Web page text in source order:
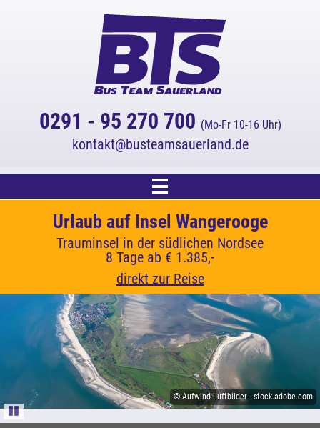
0291 - 95 270 700 (Mo-Fr 10-16 Uhr)
kontakt busteamsauerland.de
Start
Reiseangebot
Kreuzfahrten
Informationen
Agentur-Login
Kataloge
Pause
Urlaub auf Insel Wangerooge
Trauminsel in der südlichen Nordsee
8 Tage ab € 1.385,-
direkt zur Reise
© Aufwind-Luftbilder - stock.adobe.com
3 % Online-Rabatt!
Auf alle Katalogreisen.
(Rabatt wird automatisch abgezogen.)
© Sina Ettmer-stock.adobe.com
Cornwall - Küsten, Gärten und Legenden
Im Land der Rosamunde Pilcher
7 Tage ab € 1.609,-
direkt zur Reise
© Donald - stock.adobe.com
Inselhüpfen in Kroatien
Mediterrane Inselvielfalt zwischen Krk, Cres und
Lošinj
10 Tage ab € 1.339,-
direkt zur Reise
© xbrchx - stock.adobe.com